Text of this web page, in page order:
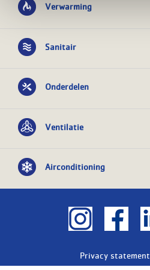
Verwarming
Sanitair
Onderdelen
Ventilatie
Airconditioning
Privacy statement